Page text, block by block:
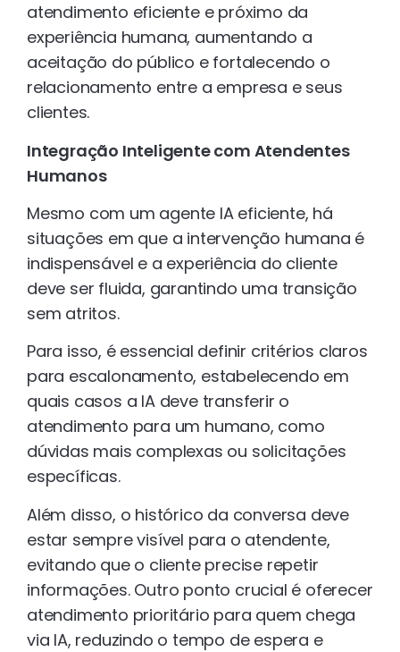
atendimento eficiente e próximo da
experiência humana, aumentando a
aceitação do público e fortalecendo o
relacionamento entre a empresa e seus
clientes.
Integração Inteligente com Atendentes
Humanos
Mesmo com um agente IA eficiente, há
situações em que a intervenção humana é
indispensável e a experiência do cliente
deve ser fluida, garantindo uma transição
sem atritos.
Para isso, é essencial definir critérios claros
para escalonamento, estabelecendo em
quais casos a IA deve transferir o
atendimento para um humano, como
dúvidas mais complexas ou solicitações
específicas.
Além disso, o histórico da conversa deve
estar sempre visível para o atendente,
evitando que o cliente precise repetir
informações. Outro ponto crucial é oferecer
atendimento prioritário para quem chega
via IA, reduzindo o tempo de espera e